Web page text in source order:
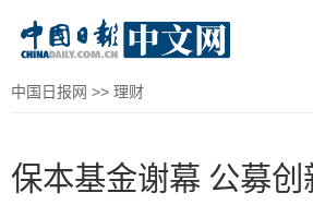
中国日报网 >> 理财
保本基金谢幕 公募创